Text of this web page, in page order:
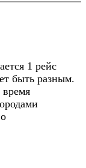
1 рейс
быть разным.
время